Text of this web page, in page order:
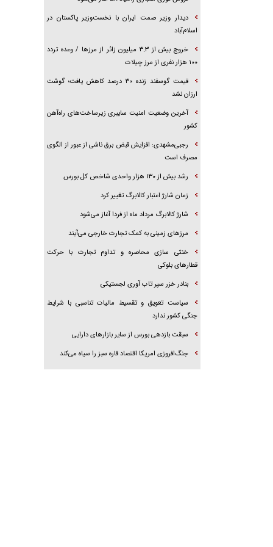
دیدار وزیر صمت ایران با نخست‌وزیر پاکستان در
اسلام‌آباد
خروج بیش از ۳.۳ میلیون زائر از مرز‌ها / وعده تردد
۱۰۰ هزار نفری از مرز چیلات
قیمت گوسفند زنده ۳۰ درصد کاهش یافت؛ گوشت
ارزان نشد
آخرین وضعیت امنیت سایبری زیرساخت‌های راه‌آهن
کشور
رجبی‌مشهدی: افزایش قبض برق ناشی از عبور از الگوی
مصرف است
رشد بیش از ۱۳۰ هزار واحدی شاخص کل بورس
زمان شارژ اعتبار کالابرگ تغییر کرد
شارژ کالابرگ مرداد ماه از فردا آغاز می‌شود
مرز‌های زمینی به کمک تجارت خارجی می‌آیند
خنثی سازی محاصره و تداوم تجارت با حرکت
قطار‌های بلوکی
بنادر خزر سپر تاب آوری لجستیکی
سیاست تعویق و تقسیط مالیات تناسبی با شرایط
جنگی کشور ندارد
سبقت بازدهی بورس از سایر بازار‌های دارایی
جنگ‌افروزی امریکا اقتصاد قاره سبز را سیاه می‌کند